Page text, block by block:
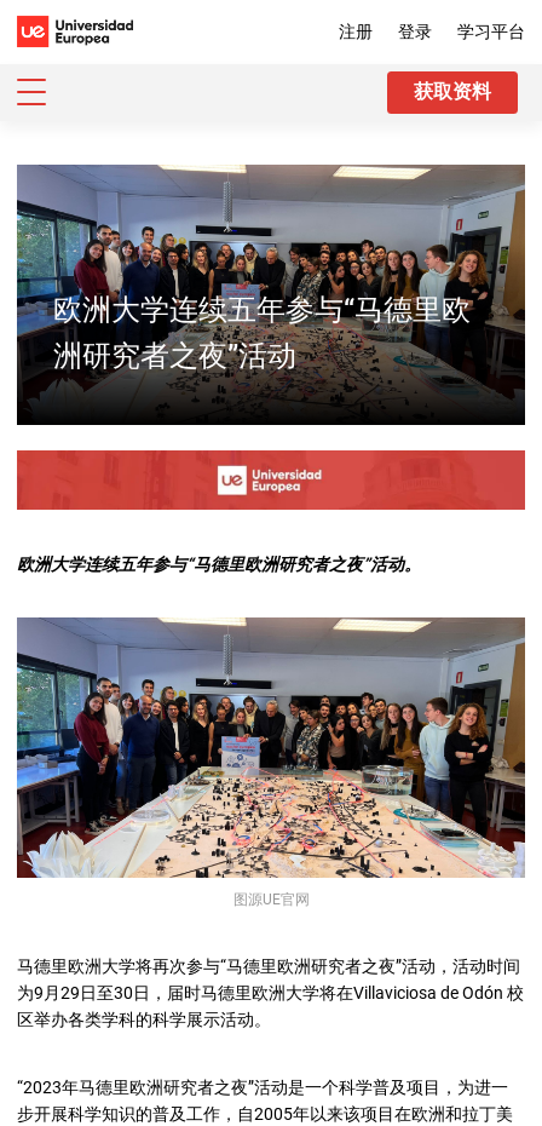
注册 登录 学习平台
获取资料
欧洲大学连续五年参与“马德里欧
洲研究者之夜”活动
欧洲大学连续五年参与“马德里欧洲研究者之夜”活动。
图源UE官网
马德里欧洲大学将再次参与“马德里欧洲研究者之夜”活动，活动时间
为9月29日至30日，届时马德里欧洲大学将在Villaviciosa de Odón 校
区举办各类学科的科学展示活动。
“2023年马德里欧洲研究者之夜”活动是一个科学普及项目，为进一
步开展科学知识的普及工作，自2005年以来该项目在欧洲和拉丁美